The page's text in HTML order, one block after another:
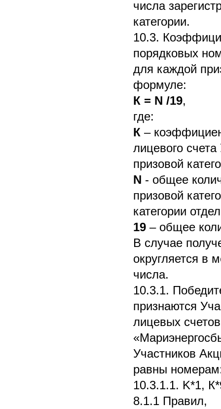
числа
категории.
10.3.
порядковых
для каждой
формуле:
К = N /19,
где:
К –
лицевого
призовой
N - общее
призовой
категории
19 – общее
В случае
округляется в
числа.
10.3.1.
признаются
лицевых
Участников
равны
10.3.1.1. K*1,
8.1.1 Правил,